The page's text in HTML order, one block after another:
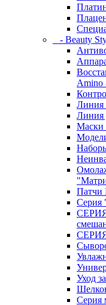
- Beauty
Amino
Линия
Линия
Маски
Патчи
Серия
СЕРИЯ
СЕРИЯ
Уход
Серия